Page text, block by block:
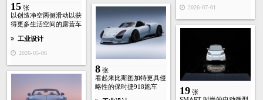
2026-07-01
15 张
以创造净空两侧滑动以获
得更多生活空间的露营车
工业设计
2026-05-06
8 张
看起来比斯图加特更具侵
略性的保时捷918跑车
19 张